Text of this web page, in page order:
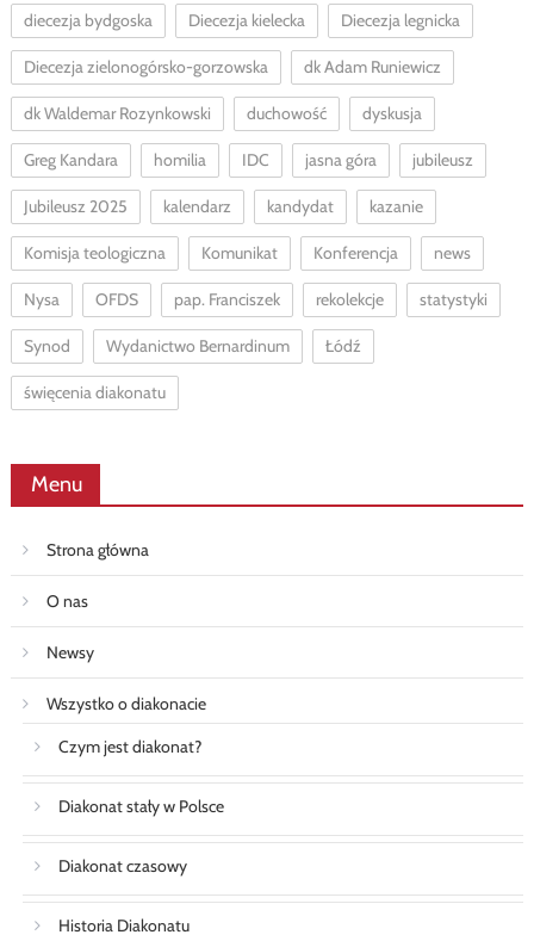
diecezja bydgoska Diecezja kielecka Diecezja legnicka
Diecezja zielonogórsko-gorzowska dk Adam Runiewicz
dk Waldemar Rozynkowski duchowość dyskusja
Greg Kandara homilia IDC jasna góra jubileusz
Jubileusz 2025 kalendarz kandydat kazanie
Komisja teologiczna Komunikat Konferencja news
Nysa OFDS pap. Franciszek rekolekcje statystyki
Synod Wydanictwo Bernardinum Łódź
święcenia diakonatu
Menu
Strona główna
O nas
Newsy
Wszystko o diakonacie
Czym jest diakonat?
Diakonat stały w Polsce
Diakonat czasowy
Historia Diakonatu